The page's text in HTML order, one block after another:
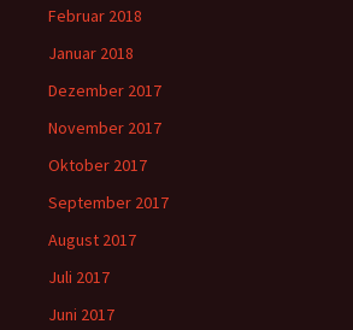
Februar 2018
Januar 2018
Dezember 2017
November 2017
Oktober 2017
September 2017
August 2017
Juli 2017
Juni 2017